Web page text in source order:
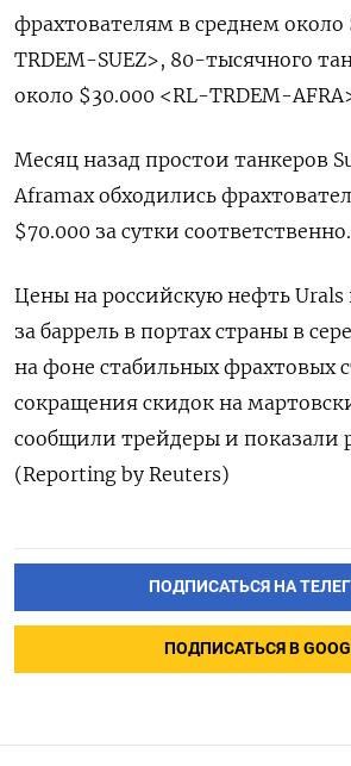
фрахтователям в среднем около
TRDEM-SUEZ>, 80-тысячного
около $30.000 <RL-TRDEM-
Месяц назад простои танкеров
Aframax обходились
$70.000 за сутки соответственно.
Цены на российскую нефть
за баррель в портах страны в
на фоне стабильных фрахтовых
сокращения скидок на
сообщили трейдеры и показали
(Reporting by Reuters)
ПОДПИСАТЬСЯ НА
ПОДПИСАТЬСЯ В